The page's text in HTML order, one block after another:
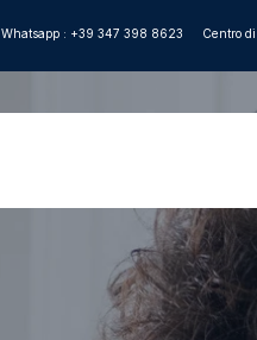
Whatsapp : +39 347 398 8623 Centro